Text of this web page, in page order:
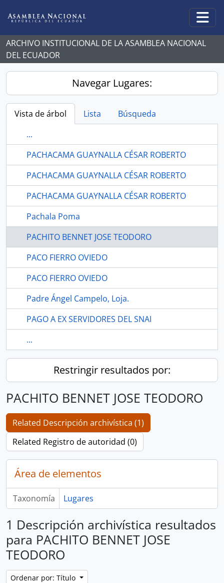
ARCHIVO INSTITUCIONAL DE LA ASAMBLEA NACIONAL
DEL ECUADOR
Navegar Lugares:
Vista de árbol Lista
Búsqueda
...
PACHACAMA GUAYNALLA CÉSAR ROBERTO
PACHACAMA GUAYNALLA CÉSAR ROBERTO
PACHACAMA GUAYNALLA CÉSAR ROBERTO
Pachala Poma
PACHITO BENNET JOSE TEODORO
PACO FIERRO OVIEDO
PACO FIERRO OVIEDO
Padre Ángel Campelo, Loja.
PAGO A EX SERVIDORES DEL SNAI
...
Restringir resultados por:
PACHITO BENNET JOSE TEODORO
Related Descripción archivística (1)
Related Registro de autoridad (0)
Área de elementos
Taxonomía Lugares
1 Descripción archivística resultados
para PACHITO BENNET JOSE
TEODORO
Ordenar por: Título